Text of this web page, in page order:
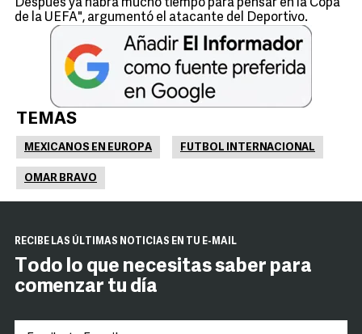
Después ya habrá mucho tiempo para pensar en la Copa
de la UEFA", argumentó el atacante del Deportivo.
TEMAS
MEXICANOS EN EUROPA FUTBOL INTERNACIONAL
OMAR BRAVO
RECIBE LAS ÚLTIMAS NOTICIAS EN TU E-MAIL
Todo lo que necesitas saber para
comenzar tu día